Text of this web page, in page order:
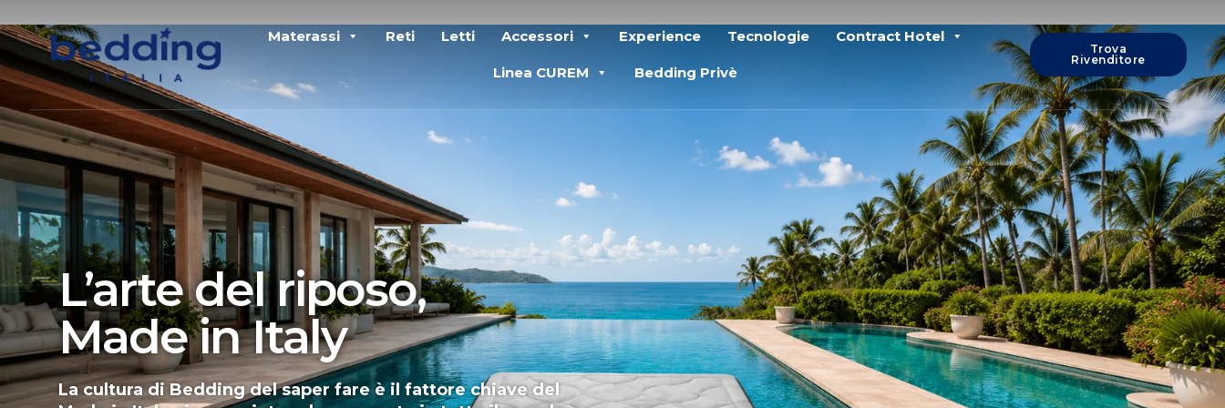
Materassi Reti Letti Accessori Experience Tecnologie Contract Hotel
Linea CUREM Bedding Privè
Trova
Rivenditore
L’arte del riposo,
Made in Italy
La cultura di Bedding del saper fare è il fattore chiave del